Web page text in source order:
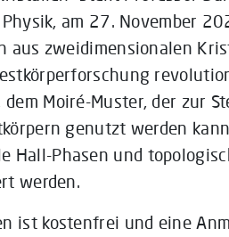
am 27. November
aus zweidimensionalen
Moiré-Muster, der zur
genutzt werden
Hall-Phasen und
werden.
ist kostenfrei und eine